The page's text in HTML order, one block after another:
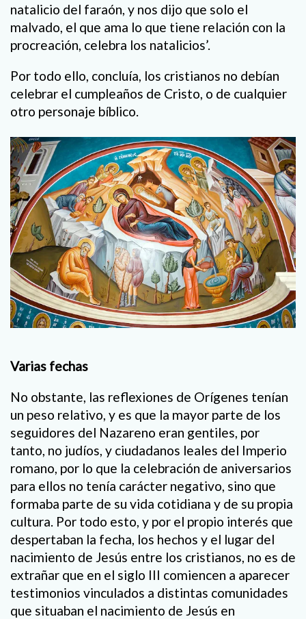
natalicio del faraón, y nos dijo que solo el
malvado, el que ama lo que tiene relación con la
procreación, celebra los natalicios’.
Por todo ello, concluía, los cristianos no debían
celebrar el cumpleaños de Cristo, o de cualquier
otro personaje bíblico.
Varias fechas
No obstante, las reflexiones de Orígenes tenían
un peso relativo, y es que la mayor parte de los
seguidores del Nazareno eran gentiles, por
tanto, no judíos, y ciudadanos leales del Imperio
romano, por lo que la celebración de aniversarios
para ellos no tenía carácter negativo, sino que
formaba parte de su vida cotidiana y de su propia
cultura. Por todo esto, y por el propio interés que
despertaban la fecha, los hechos y el lugar del
nacimiento de Jesús entre los cristianos, no es de
extrañar que en el siglo III comiencen a aparecer
testimonios vinculados a distintas comunidades
que situaban el nacimiento de Jesús en